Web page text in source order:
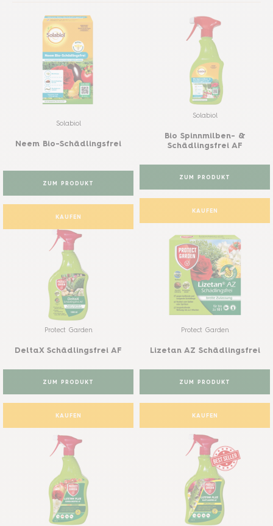
Solabiol
Neem Bio-Schädlingsfrei
ZUM PRODUKT
KAUFEN
Solabiol
Bio Spinnmilben- &
Schädlingsfrei AF
ZUM PRODUKT
KAUFEN
Protect Garden
DeltaX Schädlingsfrei AF
ZUM PRODUKT
KAUFEN
Protect Garden
Lizetan AZ Schädlingsfrei
ZUM PRODUKT
KAUFEN